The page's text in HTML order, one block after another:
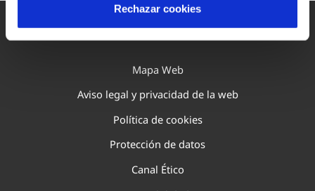
Rechazar cookies
Mapa Web
Aviso legal y privacidad de la web
Política de cookies
Protección de datos
Canal Ético